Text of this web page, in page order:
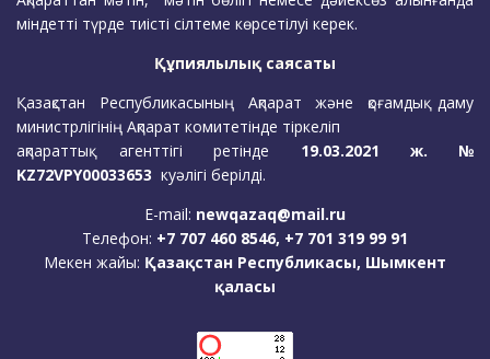
міндетті түрде тиісті сілтеме көрсетілуі керек.
Құпиялылық саясаты
Қазақстан Республикасының Ақпарат және қоғамдық даму
министрлігінің Ақпарат комитетінде тіркеліп
ақпараттық агенттігі ретінде 19.03.2021 ж. №
KZ72VPY00033653 куәлігі берілді.
E-mail: newqazaq@mail.ru
Телефон: +7 707 460 8546, +7 701 319 99 91
Мекен жайы: Қазақстан Республикасы, Шымкент
қаласы